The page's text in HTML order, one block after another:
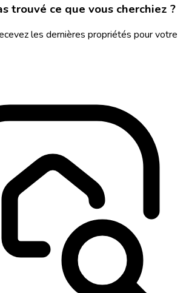
trouvé ce que vous cherchiez ?
les dernières propriétés pour votre